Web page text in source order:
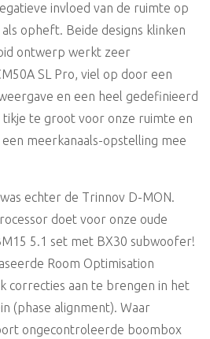
invloed van de ruimte op
opheft. Beide designs klinken
ontwerp werkt zeer
SL Pro, viel op door een
en een heel gedefinieerd
tikje te groot voor onze ruimte en
meerkanaals-opstelling mee
echter de Trinnov D-MON.
doet voor onze oude
5.1 set met BX30 subwoofer!
Room Optimisation
correcties aan te brengen in het
(phase alignment). Waar
ongecontroleerde boombox